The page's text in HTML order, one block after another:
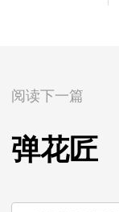
阅读下一篇
弹花匠